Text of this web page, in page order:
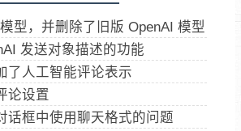
型，并删除了旧版 OpenAI 模型
发送对象描述的功能
了人工智能评论表示
论设置
话框中使用聊天格式的问题